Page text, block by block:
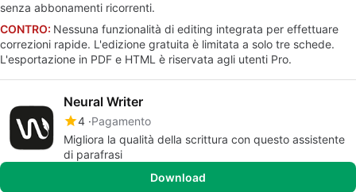
senza abbonamenti ricorrenti.
CONTRO: Nessuna funzionalità di editing integrata per effettuare
correzioni rapide. L'edizione gratuita è limitata a solo tre schede.
L'esportazione in PDF e HTML è riservata agli utenti Pro.
Neural Writer
4 Pagamento
Migliora la qualità della scrittura con questo assistente
di parafrasi
Download